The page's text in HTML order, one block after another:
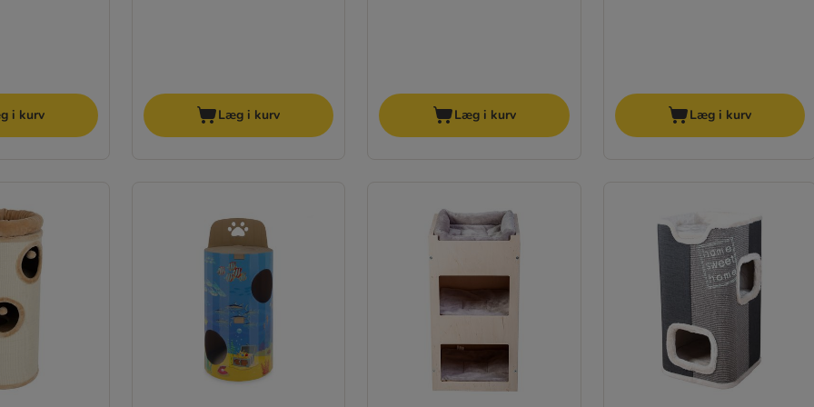
i kurv Læg i kurv Læg i kurv Læg i kurv